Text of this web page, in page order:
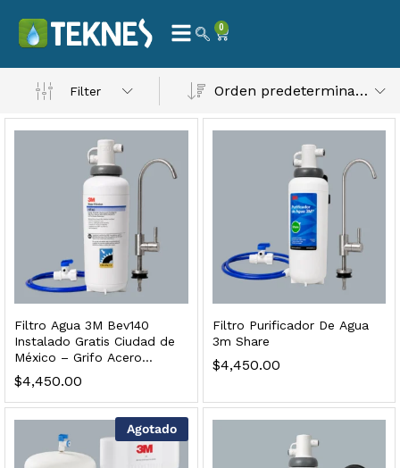
0
Filter Orden predeterminado
Filtro Agua 3M Bev140
Instalado Gratis Ciudad de
México – Grifo Acero
Inoxidable
$4,450.00
Filtro Purificador De Agua
3m Share
$4,450.00
Agotado
– Máxima Calidad En Filtración
3,900.00
al carrito